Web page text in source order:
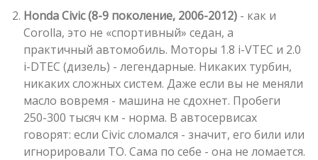
Honda Civic (8-9 поколение, 2006-2012)- как и
Corolla, это не «спортивный» седан, а
практичный автомобиль. Моторы 1.8 i-VTEC и 2.0
i-DTEC (дизель) - легендарные. Никаких турбин,
никаких сложных систем. Даже если вы не меняли
масло вовремя - машина не сдохнет. Пробеги
250-300 тысяч км - норма. В автосервисах
говорят: если Civic сломался - значит, его били или
игнорировали ТО. Сама по себе - она не ломается.